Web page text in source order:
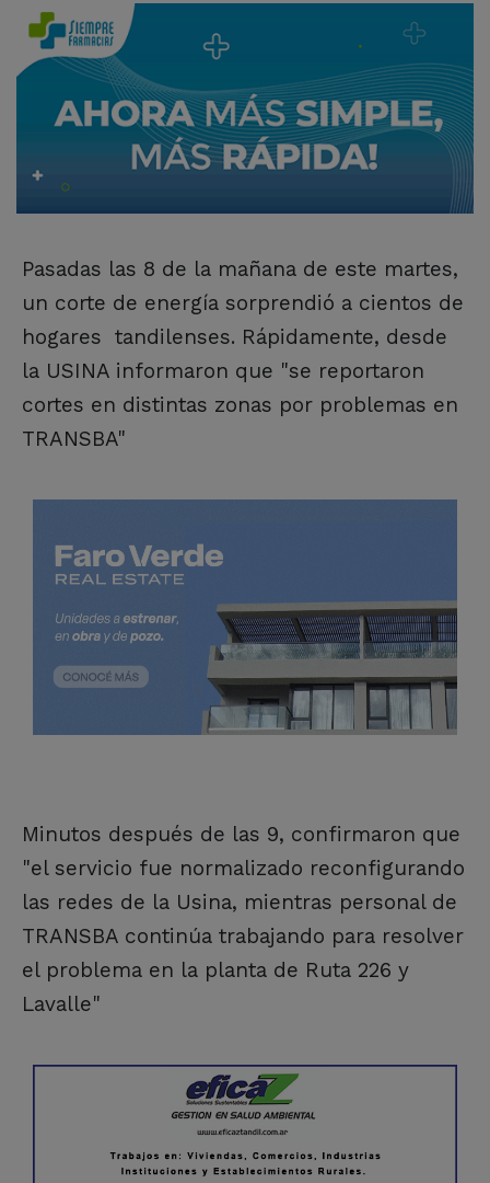
Pasadas las 8 de la mañana de este martes,
un corte de energía sorprendió a cientos de
hogares tandilenses. Rápidamente, desde
la USINA informaron que "se reportaron
cortes en distintas zonas por problemas en
TRANSBA"
Minutos después de las 9, confirmaron que
"el servicio fue normalizado reconfigurando
las redes de la Usina, mientras personal de
TRANSBA continúa trabajando para resolver
el problema en la planta de Ruta 226 y
Lavalle"